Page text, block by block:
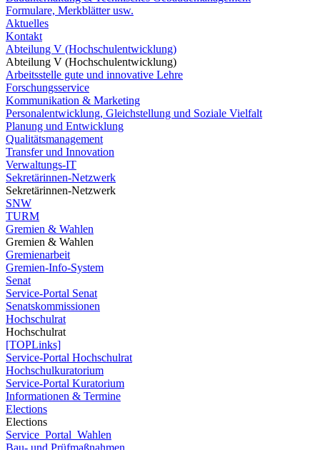
Formulare, Merkblätter usw.
Aktuelles
Kontakt
Abteilung V (Hochschulentwicklung)
Abteilung V (Hochschulentwicklung)
Arbeitsstelle gute und innovative Lehre
Forschungsservice
Kommunikation & Marketing
Personalentwicklung, Gleichstellung und Soziale Vielfalt
Planung und Entwicklung
Qualitätsmanagement
Transfer und Innovation
Verwaltungs-IT
Sekretärinnen-Netzwerk
Sekretärinnen-Netzwerk
SNW
TURM
Gremien & Wahlen
Gremien & Wahlen
Gremienarbeit
Gremien-Info-System
Senat
Service-Portal Senat
Senatskommissionen
Hochschulrat
Hochschulrat
[TOPLinks]
Service-Portal Hochschulrat
Hochschulkuratorium
Service-Portal Kuratorium
Informationen & Termine
Elections
Elections
Service_Portal_Wahlen
Bau- und Prüfmaßnahmen